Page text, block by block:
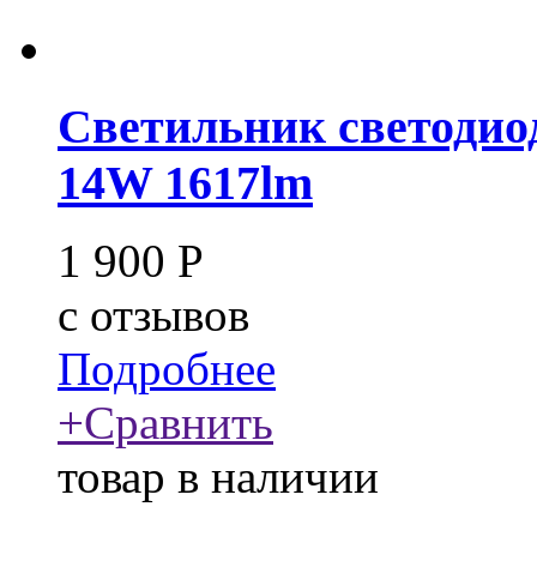
Светильник
14W 1617lm
1 900 Р
c отзывов
Подробнее
+Сравнить
товар в наличии